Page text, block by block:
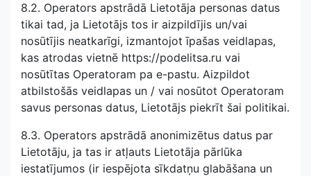
8.2. Operators apstrādā Lietotāja personas datus
tikai tad, ja Lietotājs tos ir aizpildījis un/vai
nosūtījis neatkarīgi, izmantojot īpašas veidlapas,
kas atrodas vietnē https://podelitsa.ru vai
nosūtītas Operatoram pa e-pastu. Aizpildot
atbilstošās veidlapas un / vai nosūtot Operatoram
savus personas datus, Lietotājs piekrīt šai politikai.
8.3. Operators apstrādā anonimizētus datus par
Lietotāju, ja tas ir atļauts Lietotāja pārlūka
iestatījumos (ir iespējota sīkdatņu glabāšana un